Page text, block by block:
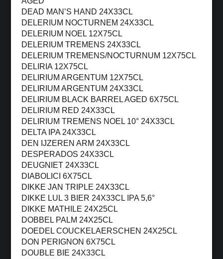
DEAD MAN’S HAND 24X33CL
DELERIUM NOCTURNEM 24X33CL
DELERIUM NOEL 12X75CL
DELERIUM TREMENS 24X33CL
DELERIUM TREMENS/NOCTURNUM 12X75CL
DELIRIA 12X75CL
DELIRIUM ARGENTUM 12X75CL
DELIRIUM ARGENTUM 24X33CL
DELIRIUM BLACK BARREL AGED 6X75CL
DELIRIUM RED 24X33CL
DELIRIUM TREMENS NOEL 10° 24X33CL
DELTA IPA 24X33CL
DEN IJZEREN ARM 24X33CL
DESPERADOS 24X33CL
DEUGNIET 24X33CL
DIABOLICI 6X75CL
DIKKE JAN TRIPLE 24X33CL
DIKKE LUL 3 BIER 24X33CL IPA 5,6°
DIKKE MATHILE 24X25CL
DOBBEL PALM 24X25CL
DOEDEL COUCKELAERSCHEN 24X25CL
DON PERIGNON 6X75CL
DOUBLE BIE 24X33CL